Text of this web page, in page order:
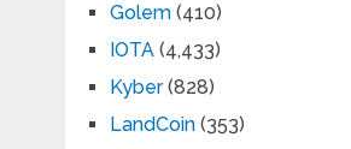
Golem(410)
IOTA(4,433)
Kyber(828)
LandCoin(353)